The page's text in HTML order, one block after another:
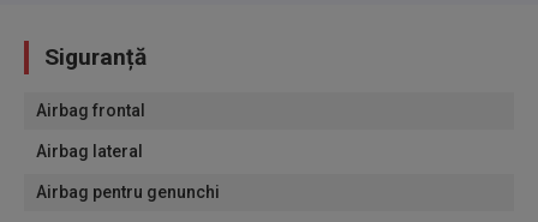
Siguranță
Airbag frontal
Airbag lateral
Airbag pentru genunchi